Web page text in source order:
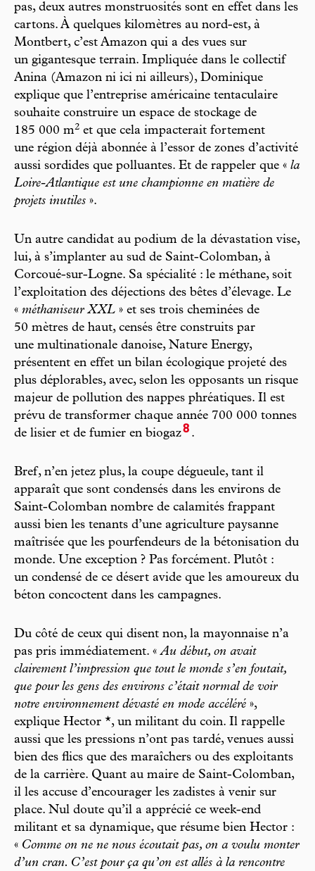
pas, deux autres monstruosités sont en effet dans les
cartons. À quelques kilomètres au nord-est, à
Montbert, c’est Amazon qui a des vues sur
un gigantesque terrain. Impliquée dans le collectif
Anina (Amazon ni ici ni ailleurs), Dominique
explique que l’entreprise américaine tentaculaire
souhaite construire un espace de stockage de
185 000 m2 et que cela impacterait fortement
une région déjà abonnée à l’essor de zones d’activité
aussi sordides que polluantes. Et de rappeler que « la
Loire-Atlantique est une championne en matière de
projets inutiles ».
Un autre candidat au podium de la dévastation vise,
lui, à s’implanter au sud de Saint-Colomban, à
Corcoué-sur-Logne. Sa spécialité : le méthane, soit
l’exploitation des déjections des bêtes d’élevage. Le
« méthaniseur XXL » et ses trois cheminées de
50 mètres de haut, censés être construits par
une multinationale danoise, Nature Energy,
présentent en effet un bilan écologique projeté des
plus déplorables, avec, selon les opposants un risque
majeur de pollution des nappes phréatiques. Il est
prévu de transformer chaque année 700 000 tonnes
de lisier et de fumier en biogaz8 .
Bref, n’en jetez plus, la coupe dégueule, tant il
apparaît que sont condensés dans les environs de
Saint-Colomban nombre de calamités frappant
aussi bien les tenants d’une agriculture paysanne
maîtrisée que les pourfendeurs de la bétonisation du
monde. Une exception ? Pas forcément. Plutôt :
un condensé de ce désert avide que les amoureux du
béton concoctent dans les campagnes.
Du côté de ceux qui disent non, la mayonnaise n’a
pas pris immédiatement. «Au début, on avait
clairement l’impression que tout le monde s’en foutait,
que pour les gens des environs c’était normal de voir
notre environnement dévasté en mode accéléré »,
explique Hector *, un militant du coin. Il rappelle
aussi que les pressions n’ont pas tardé, venues aussi
bien des flics que des maraîchers ou des exploitants
de la carrière. Quant au maire de Saint-Colomban,
il les accuse d’encourager les zadistes à venir sur
place. Nul doute qu’il a apprécié ce week-end
militant et sa dynamique, que résume bien Hector :
« Comme on ne ne nous écoutait pas, on a voulu monter
d’un cran. C’est pour ça qu’on est allés à la rencontre